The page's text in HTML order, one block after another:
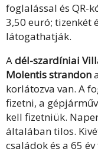
foglalással és QR-
3,50 euró; tizenkét
látogathatják.
Adél-szardíniai
Molentis strandon
korlátozva van. A
fizetni, a
kell fizetniük.
általában tilos.
családok és a 65